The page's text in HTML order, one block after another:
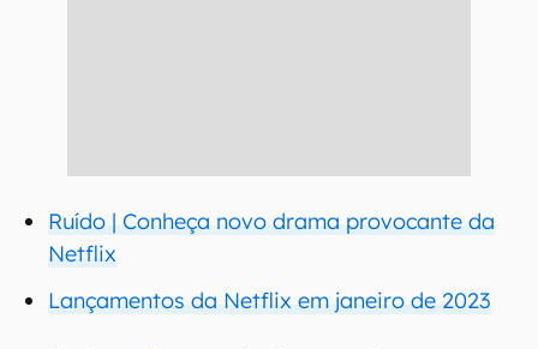
Ruído | Conheça novo drama provocante da
Netflix
Lançamentos da Netflix em janeiro de 2023